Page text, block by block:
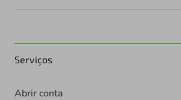
Serviços
Abrir conta